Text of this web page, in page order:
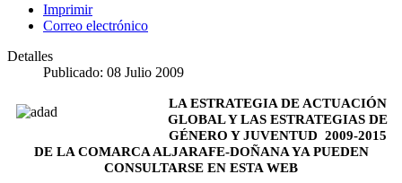
Imprimir
Correo electrónico
Detalles
Publicado: 08 Julio 2009
LA ESTRATEGIA DEACTUACIÓN
GLOBAL Y LAS ESTRATEGIAS DE
GÉNERO Y JUVENTUD 2009-2015
DE LA COMARCA ALJARAFE-DOÑANA YA PUEDEN
CONSULTARSE EN ESTA WEB